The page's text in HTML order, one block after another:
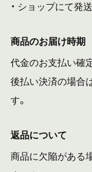
・ ショップにて発
商品のお届け時期
代金のお支払い確
後払い決済の場合
す。
返品について
商品に欠陥がある